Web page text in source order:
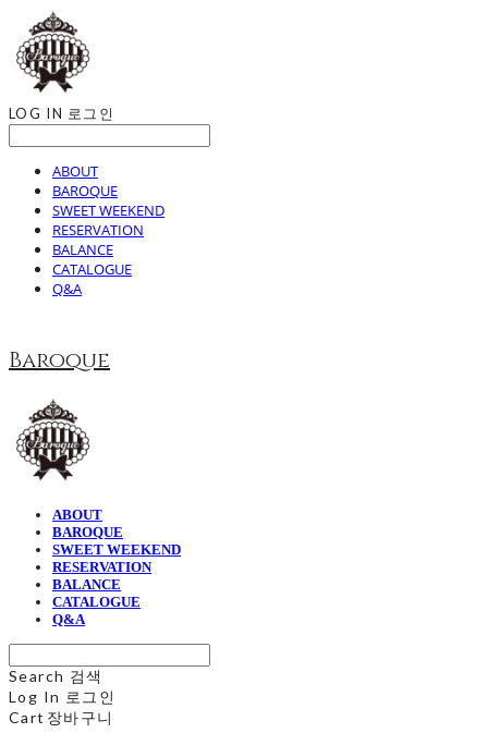
LOG IN 로그인
ABOUT
BAROQUE
SWEET WEEKEND
RESERVATION
BALANCE
CATALOGUE
Q&A
Baroque
ABOUT
BAROQUE
SWEET WEEKEND
RESERVATION
BALANCE
CATALOGUE
Q&A
Search 검색
Log In 로그인
Cart 장바구니